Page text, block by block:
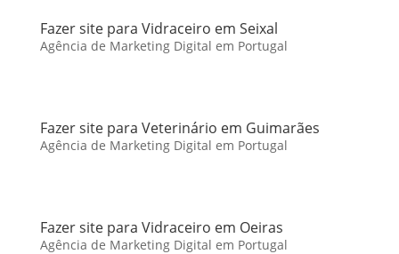
Fazer site para Vidraceiro em Seixal
Agência de Marketing Digital em Portugal
Fazer site para Veterinário em Guimarães
Agência de Marketing Digital em Portugal
Fazer site para Vidraceiro em Oeiras
Agência de Marketing Digital em Portugal